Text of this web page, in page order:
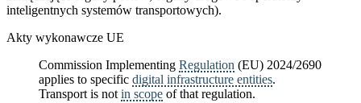
inteligentnych systemów transportowych).
Akty wykonawcze UE
Commission Implementing Regulation (EU) 2024/2690
applies to specific digital infrastructure entities.
Transport is not in scope of that regulation.